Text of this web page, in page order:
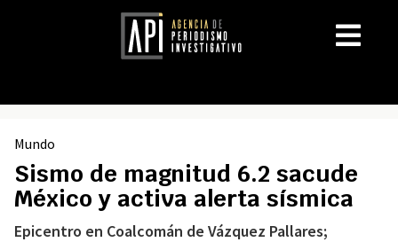
Mundo
Sismo de magnitud 6.2 sacude
México y activa alerta sísmica
Epicentro en Coalcomán de Vázquez Pallares;